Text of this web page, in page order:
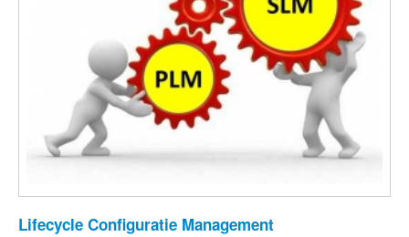
Lifecycle Configuratie Management